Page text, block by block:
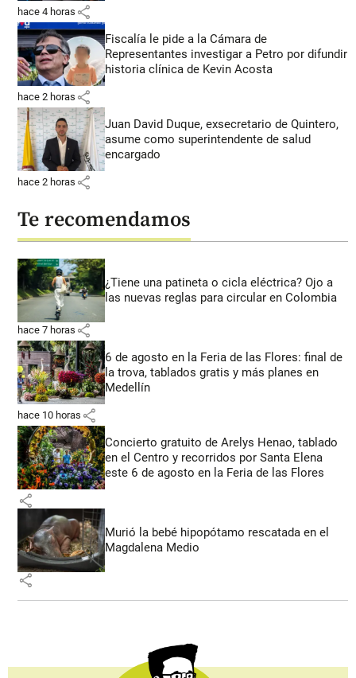
hace 4 horas share
Fiscalía le pide a la Cámara de
Representantes investigar a Petro por difundir
historia clínica de Kevin Acosta
hace 2 horas share
Juan David Duque, exsecretario de Quintero,
asume como superintendente de salud
encargado
hace 2 horas share
Te recomendamos
¿Tiene una patineta o cicla eléctrica? Ojo a
las nuevas reglas para circular en Colombia
hace 7 horas share
6 de agosto en la Feria de las Flores: final de
la trova, tablados gratis y más planes en
Medellín
hace 10 horas share
Concierto gratuito de Arelys Henao, tablado
en el Centro y recorridos por Santa Elena
este 6 de agosto en la Feria de las Flores
share
Murió la bebé hipopótamo rescatada en el
Magdalena Medio
share